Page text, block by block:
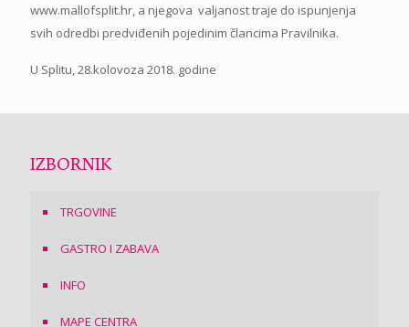
www.mallofsplit.hr, a njegova valjanost traje do ispunjenja
svih odredbi predviđenih pojedinim člancima Pravilnika.
U Splitu, 28.kolovoza 2018. godine
IZBORNIK
TRGOVINE
GASTRO I ZABAVA
INFO
MAPE CENTRA